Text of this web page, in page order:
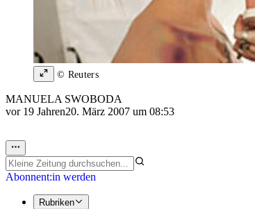
© Reuters
MANUELA SWOBODA
vor 19 Jahren20. März 2007 um 08:53
Abonnent:in werden
Rubriken